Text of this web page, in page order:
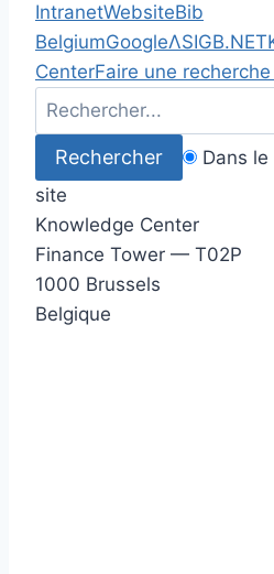
IntranetWebsiteBib
BelgiumGoogleΛSIGB.NET
CenterFaire une
Dans
site
Knowledge Center
Finance Tower — T02P
1000 Brussels
Belgique